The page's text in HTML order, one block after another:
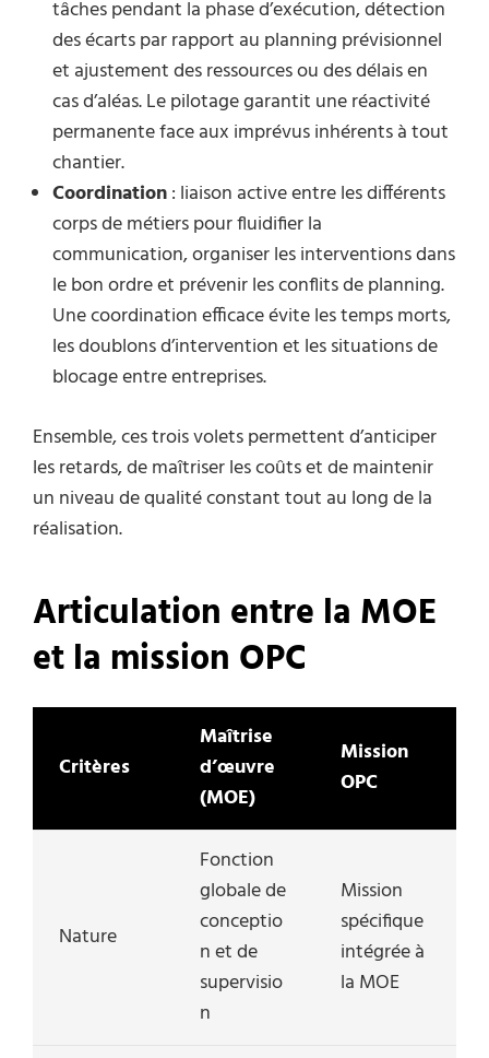
tâches pendant la phase d’exécution, détection
des écarts par rapport au planning prévisionnel
et ajustement des ressources ou des délais en
cas d’aléas. Le pilotage garantit une réactivité
permanente face aux imprévus inhérents à tout
chantier.
Coordination: liaison active entre les différents
corps de métiers pour fluidifier la
communication, organiser les interventions dans
le bon ordre et prévenir les conflits de planning.
Une coordination efficace évite les temps morts,
les doublons d’intervention et les situations de
blocage entre entreprises.
Ensemble, ces trois volets permettent d’anticiper
les retards, de maîtriser les coûts et de maintenir
un niveau de qualité constant tout au long de la
réalisation.
Articulation entre la MOE
et la mission OPC
Critères
Maîtrise
d’œuvre
(MOE)
Mission
OPC
Nature
Fonction
globale de
conceptio
n et de
supervisio
n
Mission
spécifique
intégrée à
la MOE